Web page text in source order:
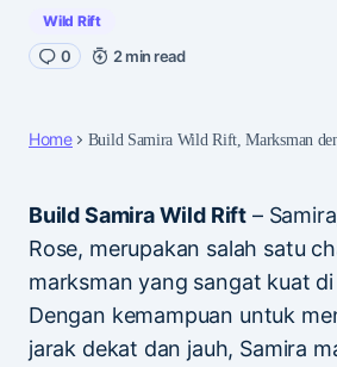
Wild Rift
0 2 min read
Home Build Samira Wild Rift, Marksman
Build Samira Wild Rift –
Rose, merupakan salah satu
marksman yang sangat kuat
Dengan kemampuan untuk
jarak dekat dan jauh, Samira